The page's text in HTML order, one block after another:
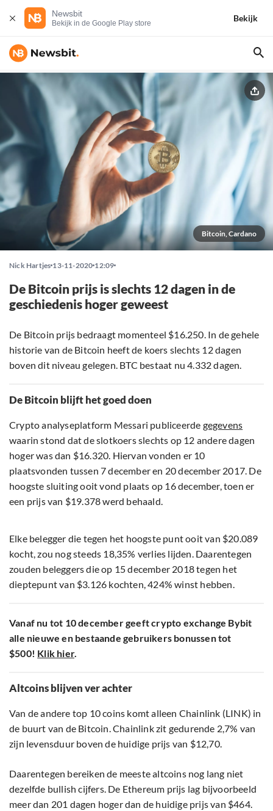
Newsbit
Bekijk in de Google Play store
Bekijk
Bitcoin, Cardano
Nick Hartjes 13-11-2020 12:09
De Bitcoin prijs is slechts 12 dagen in de
geschiedenis hoger geweest
De Bitcoin prijs bedraagt momenteel $16.250. In de gehele
historie van de Bitcoin heeft de koers slechts 12 dagen
boven dit niveau gelegen. BTC bestaat nu 4.332 dagen.
De Bitcoin blijft het goed doen
Crypto analyseplatform Messari publiceerde gegevens
waarin stond dat de slotkoers slechts op 12 andere dagen
hoger was dan $16.320. Hiervan vonden er 10
plaatsvonden tussen 7 december en 20 december 2017. De
hoogste sluiting ooit vond plaats op 16 december, toen er
een prijs van $19.378 werd behaald.
Elke belegger die tegen het hoogste punt ooit van $20.089
kocht, zou nog steeds 18,35% verlies lijden. Daarentegen
zouden beleggers die op 15 december 2018 tegen het
dieptepunt van $3.126 kochten, 424% winst hebben.
Vanaf nu tot 10 december geeft crypto exchange Bybit
alle nieuwe en bestaande gebruikers bonussen tot
$500! Klik hier.
Altcoins blijven ver achter
Van de andere top 10 coins komt alleen Chainlink (LINK) in
de buurt van de Bitcoin. Chainlink zit gedurende 2,7% van
zijn levensduur boven de huidige prijs van $12,70.
Daarentegen bereiken de meeste altcoins nog lang niet
dezelfde bullish cijfers. De Ethereum prijs lag bijvoorbeeld
meer dan 201 dagen hoger dan de huidige prijs van $464.